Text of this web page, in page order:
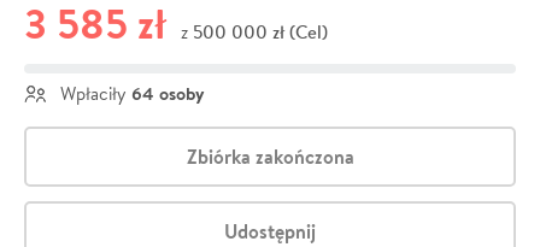
3 585 zł z 500 000 zł (Cel)
Wpłaciły 64 osoby
Zbiórka zakończona
Udostępnij